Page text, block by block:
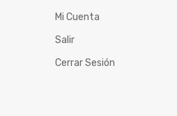
Mi Cuenta
Salir
Cerrar Sesión